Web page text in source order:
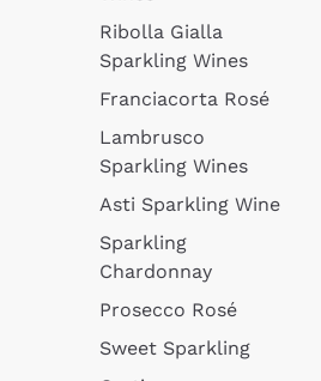
Ribolla Gialla
Sparkling Wines
Franciacorta Rosé
Lambrusco
Sparkling Wines
Asti Sparkling Wine
Sparkling
Chardonnay
Prosecco Rosé
Sweet Sparkling